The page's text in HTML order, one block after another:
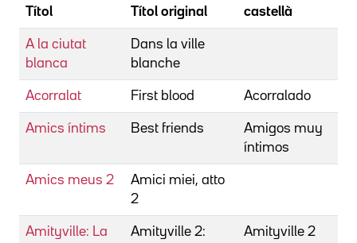
Títol Títol original
castellà
A la ciutat
blanca
Dans la ville
blanche
Acorralat First blood Acorralado
Amics íntims Best friends
Amigos muy
íntimos
Amics meus 2
Amici miei, atto
2
Amityville: La
Amityville 2:
Amityville 2